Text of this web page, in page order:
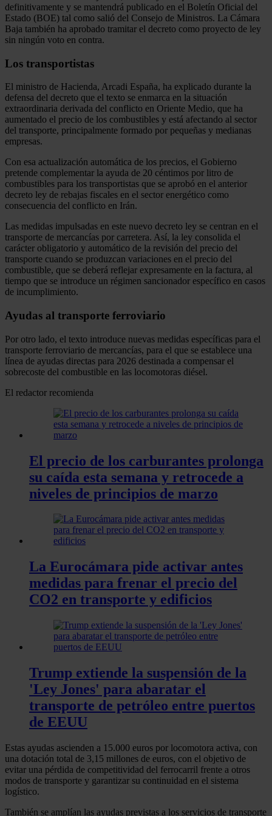
definitivamente y se mantendrá publicado en el Boletín Oficial del
Estado (BOE) tal como salió del Consejo de Ministros. La Cámara
Baja también ha aprobado tramitar el decreto como proyecto de ley
sin ningún voto en contra.
Los transportistas
El ministro de Hacienda, Arcadi España, ha explicado durante la
defensa del decreto que el texto se enmarca en la situación
extraordinaria derivada del conflicto en Oriente Medio, que ha
aumentado el precio de los combustibles y está afectando al sector
del transporte, principalmente formado por pequeñas y medianas
empresas.
Con esa actualización automática de los precios, el Gobierno
pretende complementar la ayuda de 20 céntimos por litro de
combustibles para los transportistas que se aprobó en el anterior
decreto ley de rebajas fiscales en el sector energético como
consecuencia del conflicto en Irán.
Las medidas impulsadas en este nuevo decreto ley se centran en el
transporte de mercancías por carretera. Así, la ley consolida el
carácter obligatorio y automático de la revisión del precio del
transporte cuando se produzcan variaciones en el precio del
combustible, que se deberá reflejar expresamente en la factura, al
tiempo que se introduce un régimen sancionador específico en casos
de incumplimiento.
Ayudas al transporte ferroviario
Por otro lado, el texto introduce nuevas medidas específicas para el
transporte ferroviario de mercancías, para el que se establece una
línea de ayudas directas para 2026 destinada a compensar el
sobrecoste del combustible en las locomotoras diésel.
El redactor recomienda
El precio de los carburantes prolonga
su caída esta semana y retrocede a
niveles de principios de marzo
La Eurocámara pide activar antes
medidas para frenar el precio del
CO2 en transporte y edificios
Trump extiende la suspensión de la
'Ley Jones' para abaratar el
transporte de petróleo entre puertos
de EEUU
Estas ayudas ascienden a 15.000 euros por locomotora activa, con
una dotación total de 3,15 millones de euros, con el objetivo de
evitar una pérdida de competitividad del ferrocarril frente a otros
modos de transporte y garantizar su continuidad en el sistema
logístico.
También se amplían las ayudas previstas a los servicios de transporte